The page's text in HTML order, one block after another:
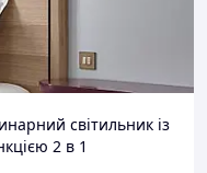
світильник із
2 в 1